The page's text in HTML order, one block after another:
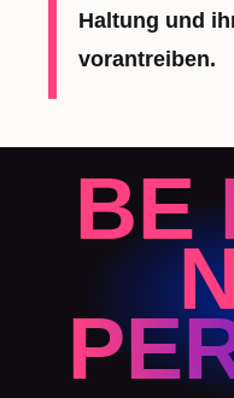
Haltung und
vorantreiben.
BE